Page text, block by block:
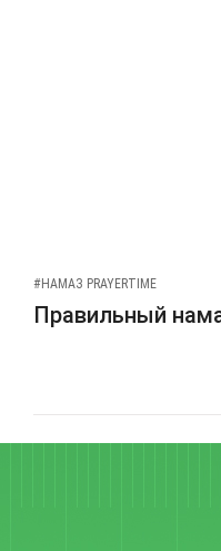
#НАМАЗ PRAYERTIME
Правильный